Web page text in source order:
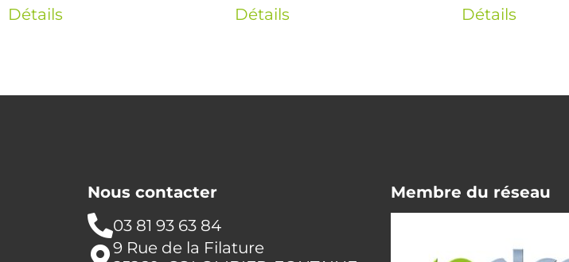
Détails Détails Détails
Nous contacter
03 81 93 63 84
9 Rue de la Filature
Membre du réseau